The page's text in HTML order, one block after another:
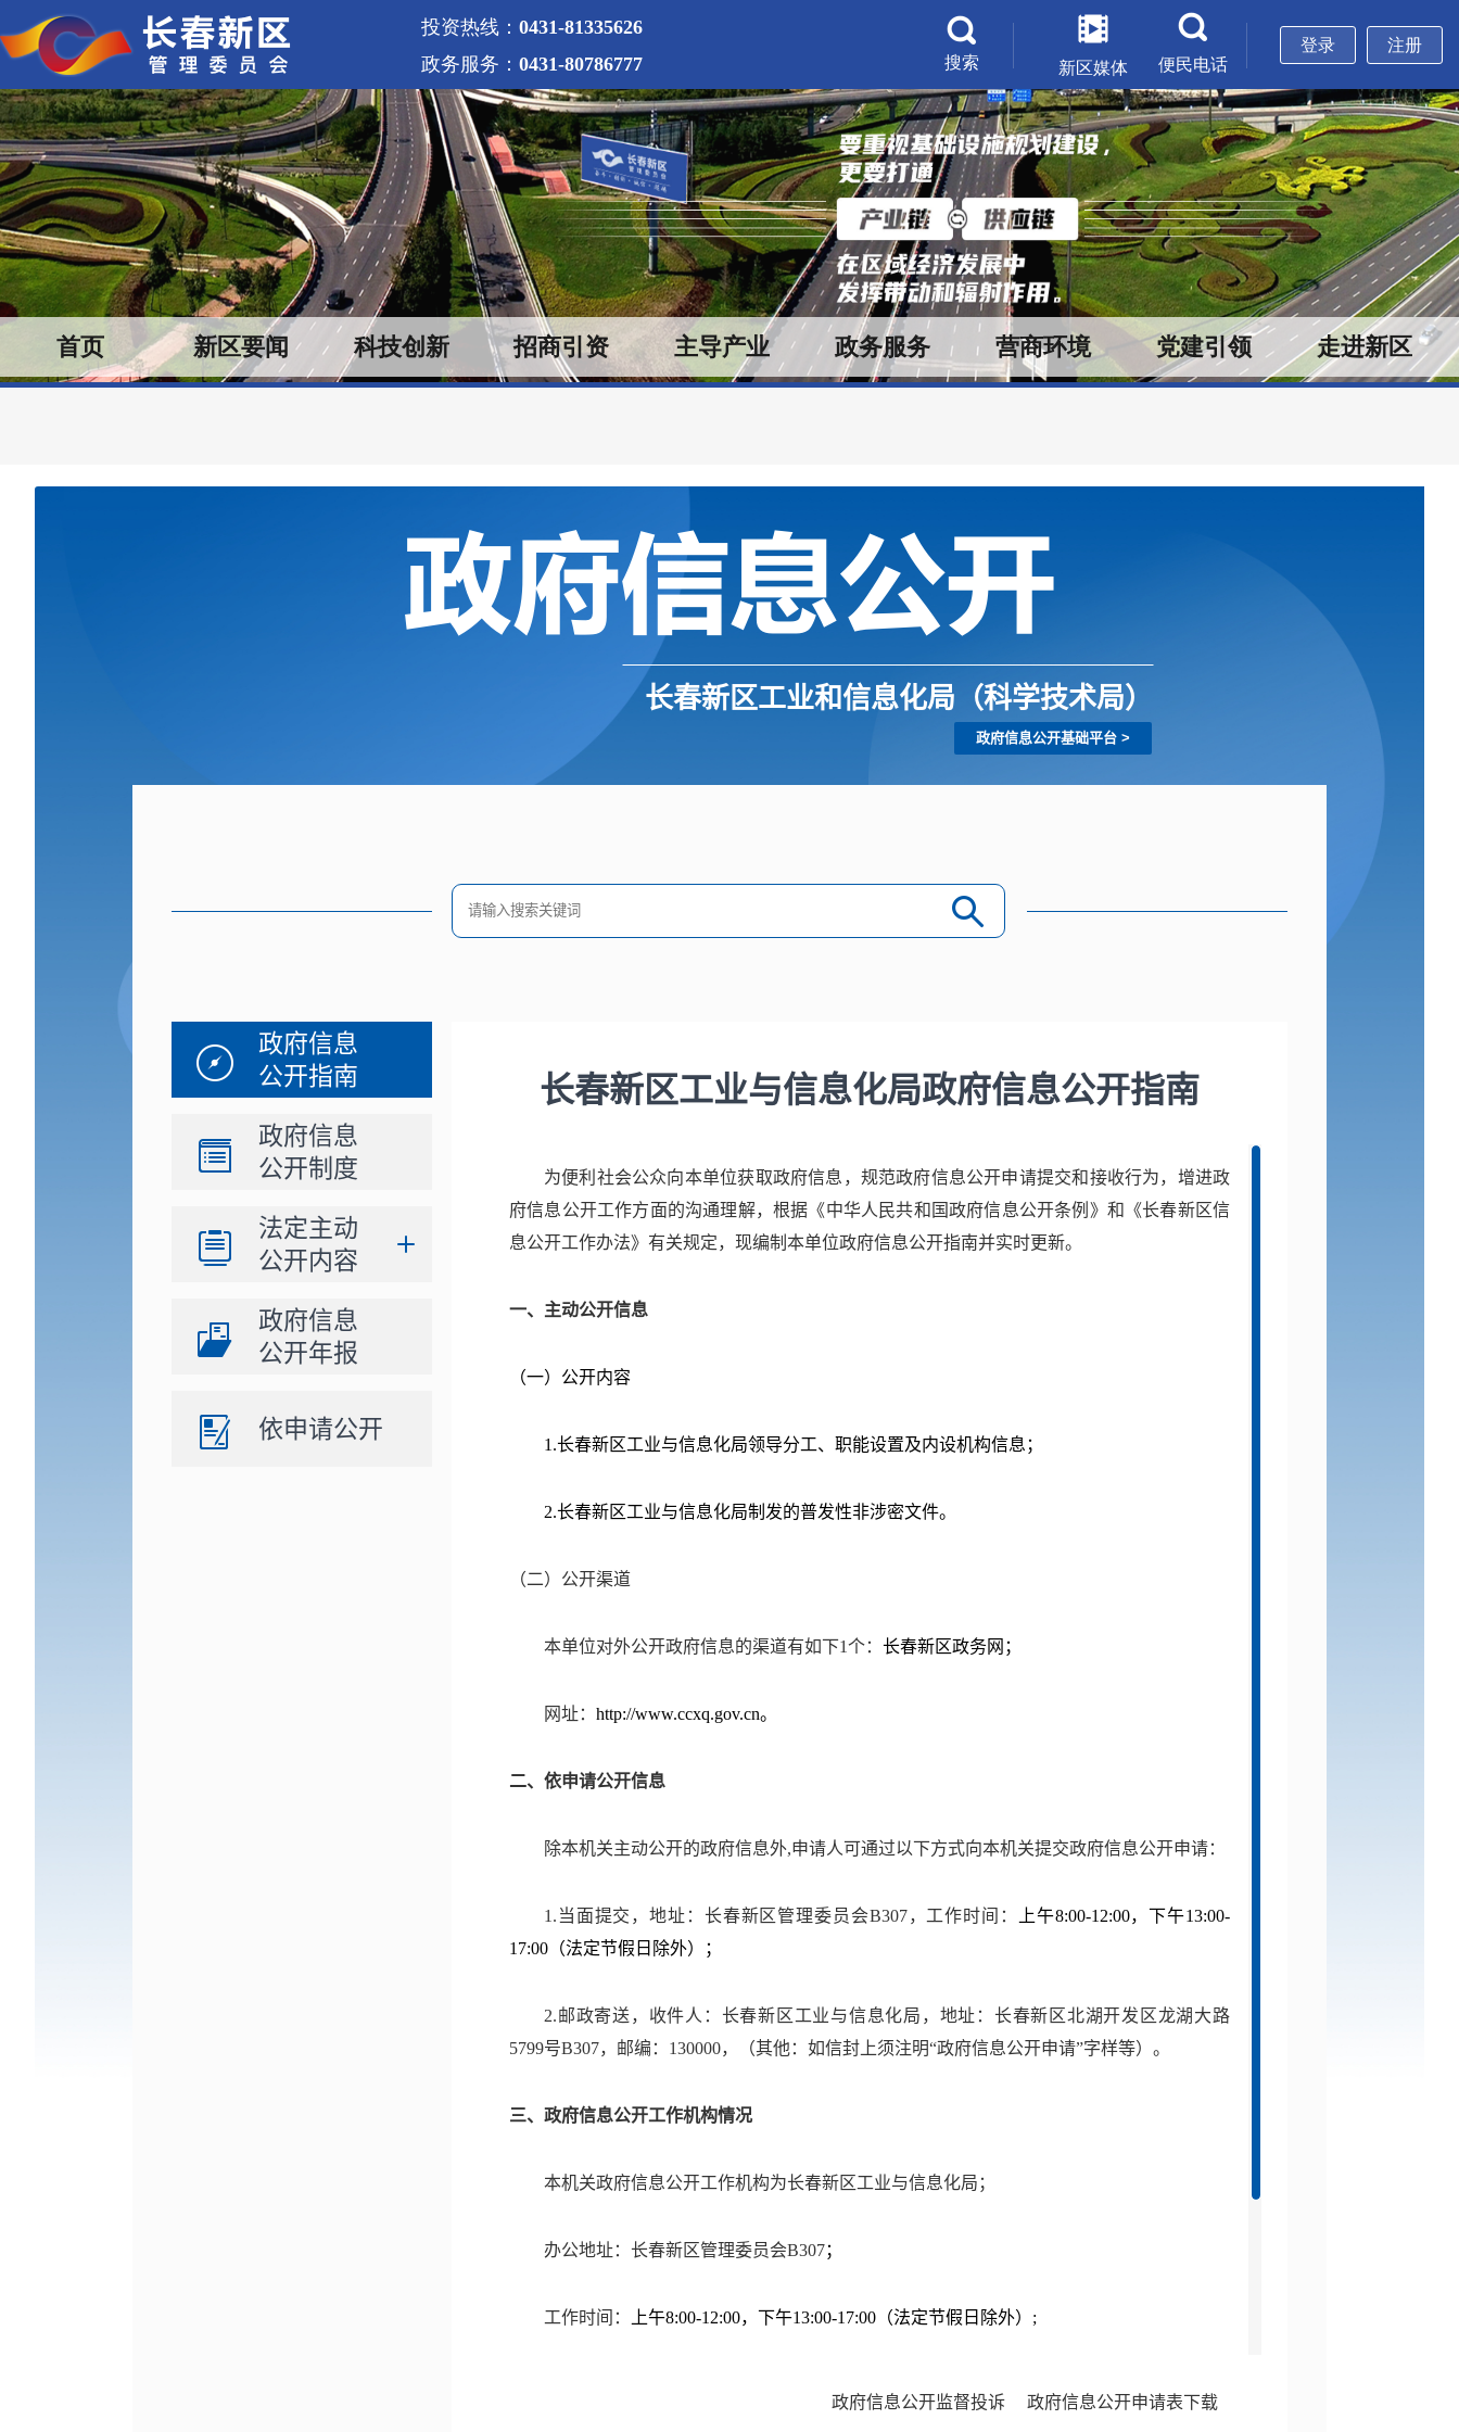
长春新区工业和信息化局（科学技术局）
政府信息公开基础平台 >
政府信息
公开指南
政府信息
公开制度
法定主动
公开内容
政府信息
公开年报
依申请公开
长春新区工业与信息化局政府信息公开指南
为便利社会公众向本单位获取政府信息，规范政府信息公开申请提交和接收行为，增进政
府信息公开工作方面的沟通理解，根据《中华人民共和国政府信息公开条例》和《长春新区信
息公开工作办法》有关规定，现编制本单位政府信息公开指南并实时更新。
一、主动公开信息
（一）公开内容
1.长春新区工业与信息化局领导分工、职能设置及内设机构信息；
2.长春新区工业与信息化局制发的普发性非涉密文件。
（二）公开渠道
本单位对外公开政府信息的渠道有如下1个： 长春新区政务网 ；
网址： http://www.ccxq.gov.cn。
二、依申请公开信息
除本机关主动公开的政府信息外,申请人可通过以下方式向本机关提交政府信息公开申请：
1. 当面提交，地址：长春新区管理委员会B307，工作时间： 上午8:00-12:00，下午13:00-
17:00 （法定节假日除外） ；
2.邮政寄送，收件人：长春新区工业与信息化局，地址：长春新区北湖开发区龙湖大路
5799号B307，邮编： 130000，（其他：如信封上须注明“政府信息公开申请”字样等） 。
三、政府信息公开工作机构情况
本机关政府信息公开工作机构为长春新区工业与信息化局；
办公地址：长春新区管理委员会B307；
工作时间： 上午8:00-12:00，下午13:00-17:00 （法定节假日除外） ;
政府信息公开监督投诉
政府信息公开申请表下载